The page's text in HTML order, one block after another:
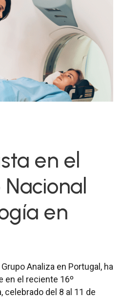
en el
en
Analiza en Portugal, ha
en el reciente 16º
celebrado del 8 al 11 de